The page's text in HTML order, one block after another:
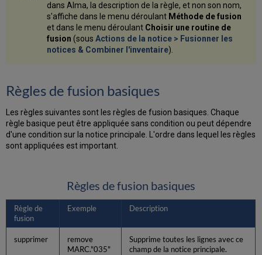
dans Alma, la description de la règle, et non son nom,
s'affiche dans le menu déroulant Méthode de fusion
et dans le menu déroulant Choisir une routine de
fusion(sousActions de la notice > Fusionner les
notices & Combiner l'inventaire).
Règles de fusion basiques
Les règles suivantes sont les règles de fusion basiques. Chaque
règle basique peut être appliquée sans condition ou peut dépendre
d'une condition sur la notice principale. L'ordre dans lequel les règles
sont appliquées est important.
Règles de fusion basiques
Règle de
fusion
Exemple Description
supprimer
remove
MARC."035"
Supprime toutes les lignes avec ce
champ de la notice principale.